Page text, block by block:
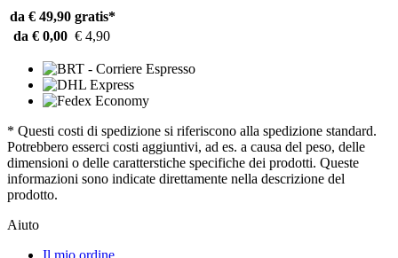
da € 49,90 gratis*
da € 0,00 € 4,90
* Questi costi di spedizione si riferiscono alla spedizione standard.
Potrebbero esserci costi aggiuntivi, ad es. a causa del peso, delle
dimensioni o delle caratterstiche specifiche dei prodotti. Queste
informazioni sono indicate direttamente nella descrizione del
prodotto.
Aiuto